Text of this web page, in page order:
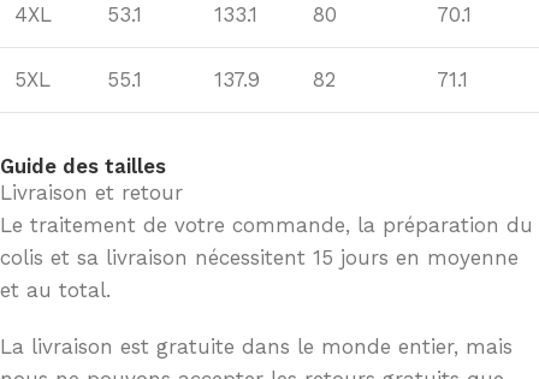
4XL 53.1 133.1 80 70.1
5XL 55.1 137.9 82 71.1
Guide des tailles
Livraison et retour
Le traitement de votre commande, la préparation du
colis et sa livraison nécessitent 15 jours en moyenne
et au total.
La livraison est gratuite dans le monde entier, mais